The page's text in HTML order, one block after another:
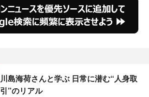
川島海荷さんと学ぶ 日常に潜む“人身取
引”のリアル